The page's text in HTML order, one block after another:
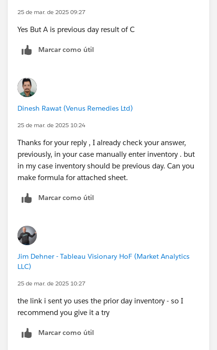
25 de mar. de 2025 09:27
Yes But A is previous day result of C
Marcar como útil
Dinesh Rawat (Venus Remedies Ltd)
25 de mar. de 2025 10:24
Thanks for your reply , I already check your answer,
previously, in your case manually enter inventory . but
in my case inventory should be previous day. Can you
make formula for attached sheet.
Marcar como útil
Jim Dehner - Tableau Visionary HoF (Market Analytics
LLC)
25 de mar. de 2025 10:27
the link i sent yo uses the prior day inventory - so I
recommend you give it a try
Marcar como útil